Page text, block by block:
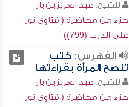
للشيخ: عبد العزيز بن باز
جزء من محاضرة ( فتاوى نور
على الدرب (799))
الفهرس:كتب
تنصح المرأة بقراءتها
للشيخ: عبد العزيز بن باز
جزء من محاضرة ( فتاوى نور